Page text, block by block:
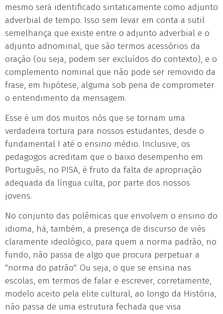
mesmo será identificado sintaticamente como adjunto
adverbial de tempo. Isso sem levar em conta a sutil
semelhança que existe entre o adjunto adverbial e o
adjunto adnominal, que são termos acessórios da
oração (ou seja, podem ser excluídos do contexto), e o
complemento nominal que não pode ser removido da
frase, em hipótese, alguma sob pena de comprometer
o entendimento da mensagem.
Esse é um dos muitos nós que se tornam uma
verdadeira tortura para nossos estudantes, desde o
fundamental I até o ensino médio. Inclusive, os
pedagogos acreditam que o baixo desempenho em
Português, no PISA, é fruto da falta de apropriação
adequada da língua culta, por parte dos nossos
jovens.
No conjunto das polêmicas que envolvem o ensino do
idioma, há, também, a presença de discurso de viés
claramente ideológico, para quem a norma padrão, no
fundo, não passa de algo que procura perpetuar a
"norma do patrão". Ou seja, o que se ensina nas
escolas, em termos de falar e escrever, corretamente,
modelo aceito pela elite cultural, ao longo da História,
não passa de uma estrutura fechada que visa